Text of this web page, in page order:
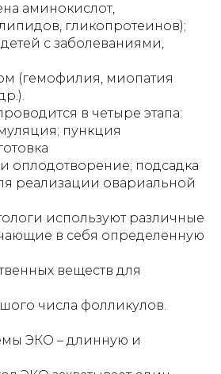
аминокислот,
гликопротеинов);
с заболеваниями,
(гемофилия, миопатия
в четыре этапа:
пункция
оплодотворение; подсадка
реализации овариальной
используют различные
в себя определенную
веществ для
числа фолликулов.
ЭКО – длинную и